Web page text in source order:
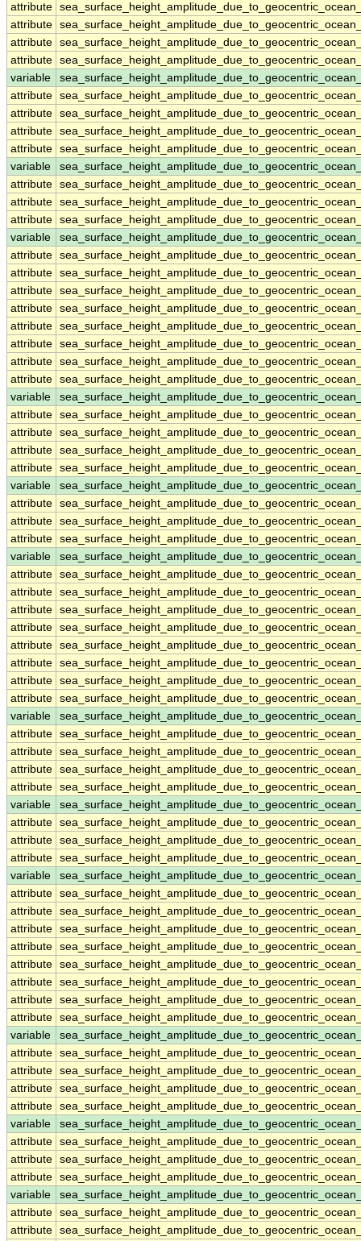
attribute
attribute
attribute
attribute
variable
attribute
attribute
attribute
attribute
variable
attribute
attribute
attribute
variable
attribute
attribute
attribute
attribute
attribute
attribute
attribute
attribute
variable
attribute
attribute
attribute
attribute
variable
attribute
attribute
attribute
variable
attribute
attribute
attribute
attribute
attribute
attribute
attribute
attribute
variable
attribute
attribute
attribute
attribute
variable
attribute
attribute
attribute
variable
attribute
attribute
attribute
attribute
attribute
attribute
attribute
attribute
variable
attribute
attribute
attribute
attribute
variable
attribute
attribute
attribute
variable
attribute
attribute